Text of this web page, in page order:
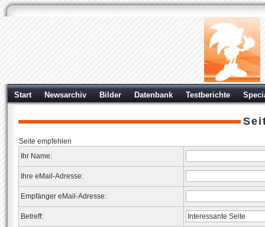
Start Newsarchiv Bilder Datenbank Testberichte
Seite empfehlen
Ihr Name:
Ihre eMail-Adresse:
Empfänger eMail-Adresse:
Betreff: